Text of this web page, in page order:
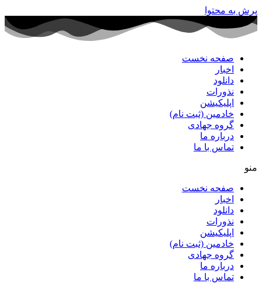
پرش به محتوا
صفحه نخست
اخبار
دانلود
نذورات
اپلیکیشن
خادمین (ثبت نام)
گروه جهادی
درباره ما
تماس با ما
منو
صفحه نخست
اخبار
دانلود
نذورات
اپلیکیشن
خادمین (ثبت نام)
گروه جهادی
درباره ما
تماس با ما